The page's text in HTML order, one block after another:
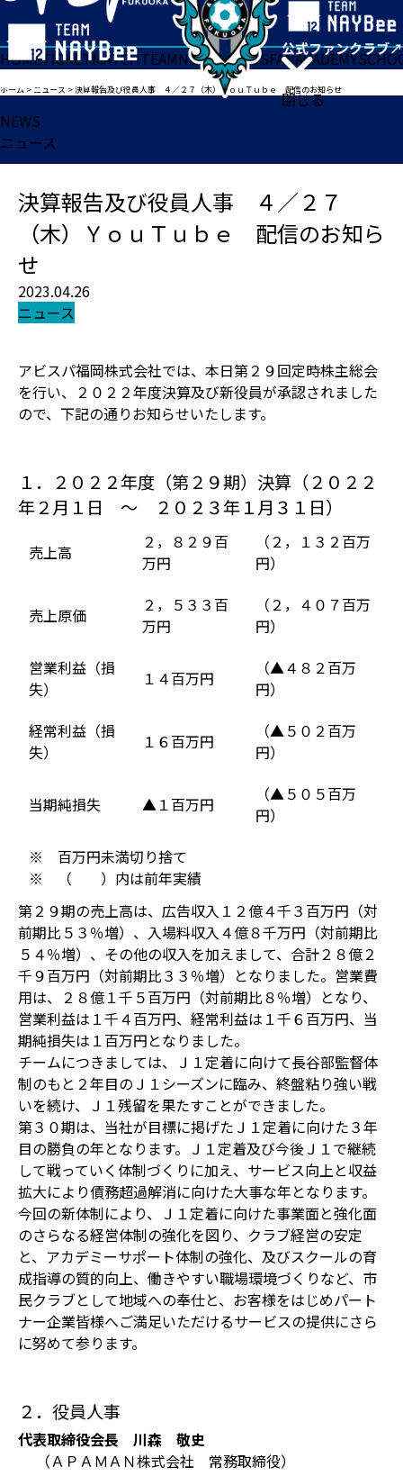
閉じる
HOMETICKETMATCHTEAMNEWSGOODSFANACADEMY
ホーム >ニュース >決算報告及び役員人事 ４／２７（木）ＹｏｕＴｕｂｅ 配信のお知らせ
NEWS
ニュース
決算報告及び役員人事 ４／２７
（木）ＹｏｕＴｕｂｅ 配信のお知ら
せ
2023.04.26
ニュース
アビスパ福岡株式会社では、本日第２９回定時株主総会
を行い、２０２２年度決算及び新役員が承認されました
ので、下記の通りお知らせいたします。
１．２０２２年度（第２９期）決算（２０２２
年２月１日 ～ ２０２３年１月３１日）
売上高
２，８２９百
万円
（２，１３２百万
円）
売上原価
２，５３３百
万円
（２，４０７百万
円）
営業利益（損
失）
１４百万円
（▲４８２百万
円）
経常利益（損
失）
１６百万円
（▲５０２百万
円）
当期純損失 ▲１百万円
（▲５０５百万
円）
※ 百万円未満切り捨て
※ （ ）内は前年実績
第２９期の売上高は、広告収入１２億４千３百万円（対
前期比５３％増）、入場料収入４億８千万円（対前期比
５４％増）、その他の収入を加えまして、合計２８億２
千９百万円（対前期比３３％増）となりました。営業費
用は、２８億１千５百万円（対前期比８％増）となり、
営業利益は１千４百万円、経常利益は１千６百万円、当
期純損失は１百万円となりました。
チームにつきましては、Ｊ１定着に向けて長谷部監督体
制のもと２年目のＪ１シーズンに臨み、終盤粘り強い戦
いを続け、Ｊ１残留を果たすことができました。
第３０期は、当社が目標に掲げたＪ１定着に向けた３年
目の勝負の年となります。Ｊ１定着及び今後Ｊ１で継続
して戦っていく体制づくりに加え、サービス向上と収益
拡大により債務超過解消に向けた大事な年となります。
今回の新体制により、Ｊ１定着に向けた事業面と強化面
のさらなる経営体制の強化を図り、クラブ経営の安定
と、アカデミーサポート体制の強化、及びスクールの育
成指導の質的向上、働きやすい職場環境づくりなど、市
民クラブとして地域への奉仕と、お客様をはじめパート
ナー企業皆様へご満足いただけるサービスの提供にさら
に努めて参ります。
２．役員人事
代表取締役会長 川森 敬史
（ＡＰＡＭＡＮ株式会社 常務取締役）